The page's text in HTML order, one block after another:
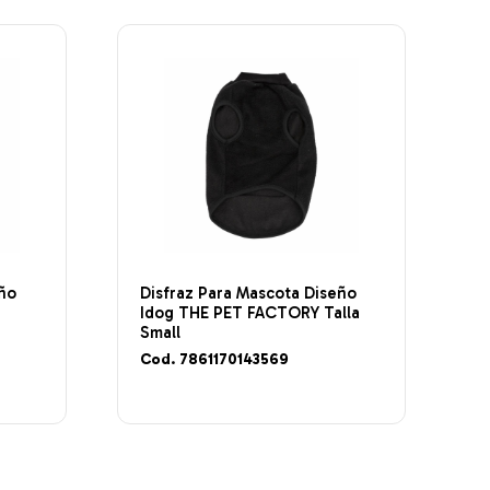
Disfraz Para Mascota Diseño
Idog THE PET FACTORY Talla
Small
Cod. 7861170143569